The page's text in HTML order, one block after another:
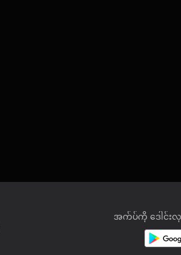
အက်ပ်ကို ဒေါင်းလု